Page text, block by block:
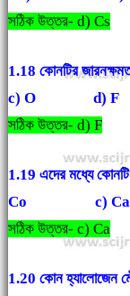
সঠিক উত্তর- d) Cs
1.18 কোনটির
c) O d) F
সঠিক উত্তর- d) F
1.19 এদের
Co c)
সঠিক উত্তর- c) Ca
1.20 কোন